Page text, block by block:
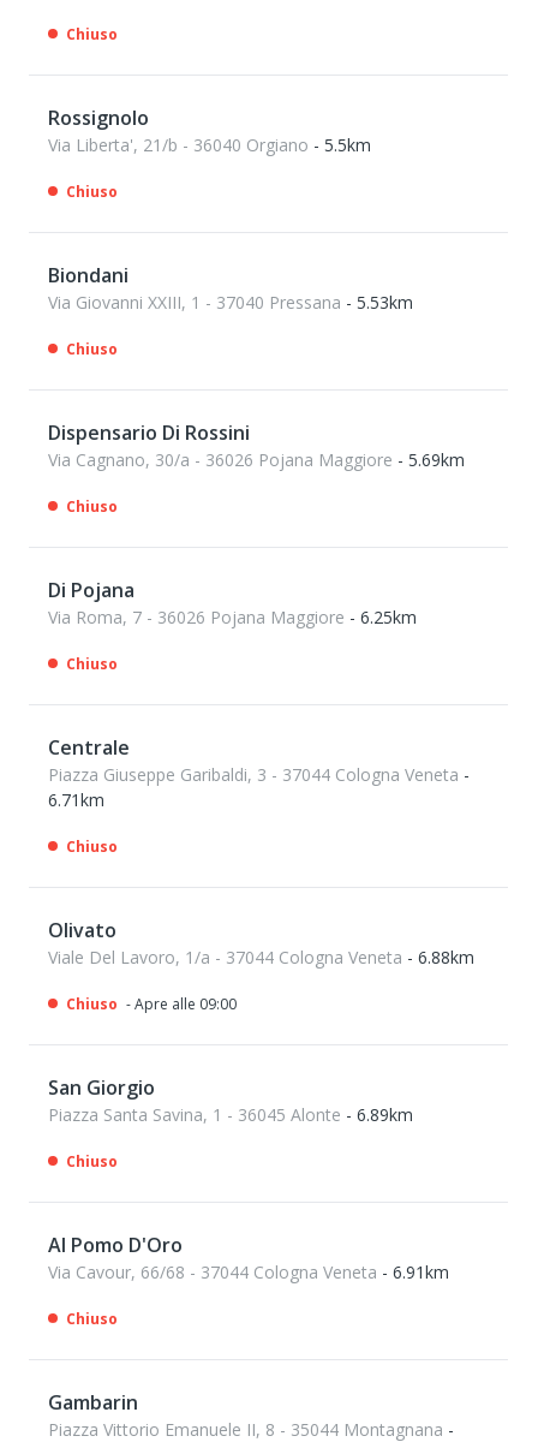
Chiuso
Rossignolo
Via Liberta', 21/b - 36040 Orgiano - 5.5km
Chiuso
Biondani
Via Giovanni XXIII, 1 - 37040 Pressana - 5.53km
Chiuso
Dispensario Di Rossini
Via Cagnano, 30/a - 36026 Pojana Maggiore - 5.69km
Chiuso
Di Pojana
Via Roma, 7 - 36026 Pojana Maggiore - 6.25km
Chiuso
Centrale
Piazza Giuseppe Garibaldi, 3 - 37044 Cologna Veneta -
6.71km
Chiuso
Olivato
Viale Del Lavoro, 1/a - 37044 Cologna Veneta - 6.88km
Chiuso - Apre alle 09:00
San Giorgio
Piazza Santa Savina, 1 - 36045 Alonte - 6.89km
Chiuso
Al Pomo D'Oro
Via Cavour, 66/68 - 37044 Cologna Veneta - 6.91km
Chiuso
Gambarin
Piazza Vittorio Emanuele II, 8 - 35044 Montagnana -